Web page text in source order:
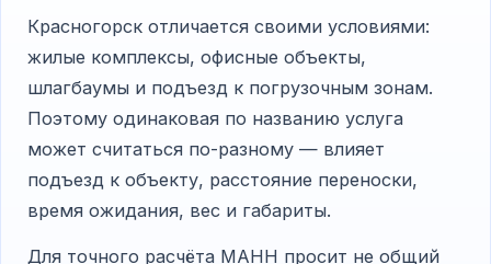
Красногорск отличается своими условиями:
жилые комплексы, офисные объекты,
шлагбаумы и подъезд к погрузочным зонам.
Поэтому одинаковая по названию услуга
может считаться по-разному — влияет
подъезд к объекту, расстояние переноски,
время ожидания, вес и габариты.
Для точного расчёта МАНН просит не общий